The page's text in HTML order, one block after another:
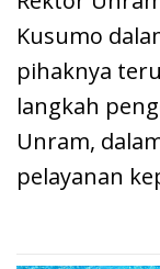
Kusumo
pihaknya
langkah
Unram,
pelayanan